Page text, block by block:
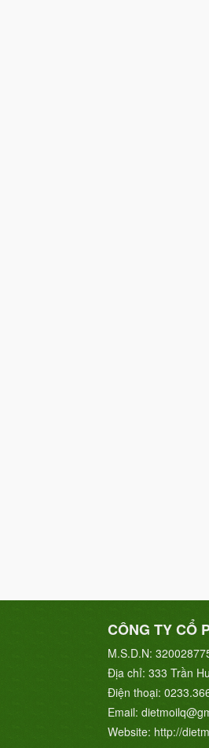
CÔNG TY CỔ
M.S.D.N:
Địa chỉ: 333 Trần
Điện thoại:
Email:
Website: http://